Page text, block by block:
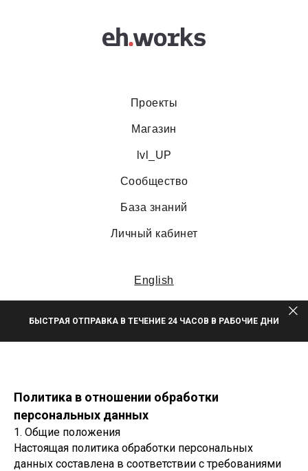
Проекты
Магазин
lvl_UP
Сообщество
База знаний
Личный кабинет
English
БЫСТРАЯ ОТПРАВКА В ТЕЧЕНИЕ 24 ЧАСОВ В РАБОЧИЕ ДНИ
Политика в отношении обработки
персональных данных
1. Общие положения
Настоящая политика обработки персональных
данных составлена в соответствии с требованиями